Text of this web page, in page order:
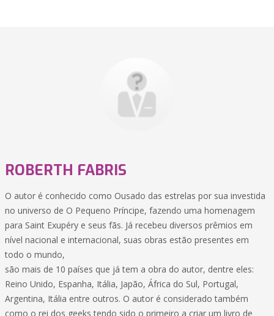
ROBERTH FABRIS
O autor é conhecido como Ousado das estrelas por sua investida
no universo de O Pequeno Príncipe, fazendo uma homenagem
para Saint Exupéry e seus fãs. Já recebeu diversos prêmios em
nível nacional e internacional, suas obras estão presentes em
todo o mundo,
são mais de 10 países que já tem a obra do autor, dentre eles:
Reino Unido, Espanha, Itália, Japão, África do Sul, Portugal,
Argentina, Itália entre outros. O autor é considerado também
como o rei dos geeks tendo sido o primeiro a criar um livro de